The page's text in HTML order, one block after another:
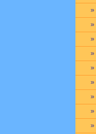
»
»
»
»
»
»
»
»
»